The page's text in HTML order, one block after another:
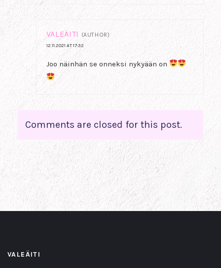
VALEÄITI (AUTHOR)
12.11.2021 AT 17:32
Joo näinhän se onneksi nykyään on
Comments are closed for this post.
VALEÄITI